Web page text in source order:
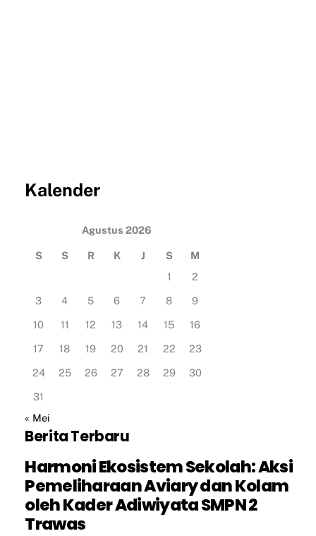
Kalender
Agustus 2026
S S R K J S
M
1
2
3
4 5 6 7 8
9
10
11 12 13 14 15
16
17
18 19 20 21 22
23
24
25 26 27 28 29
30
31
« Mei
Berita Terbaru
Harmoni Ekosistem Sekolah: Aksi
Pemeliharaan Aviary dan Kolam
oleh Kader Adiwiyata SMPN 2
Trawas